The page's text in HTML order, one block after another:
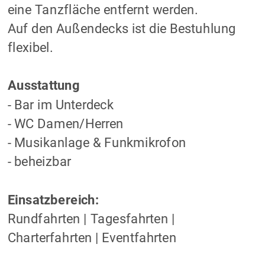
eine Tanzfläche entfernt werden.
Auf den Außendecks ist die Bestuhlung
flexibel.
Ausstattung
- Bar im Unterdeck
- WC Damen/Herren
- Musikanlage & Funkmikrofon
- beheizbar
Einsatzbereich:
Rundfahrten | Tagesfahrten |
Charterfahrten | Eventfahrten